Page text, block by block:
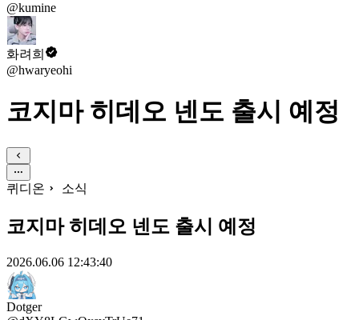
@kumine
화려희
@hwaryeohi
코지마 히데오 넨도 출시 예정
퀴디온 소식
코지마 히데오 넨도 출시 예정
2026.06.06 12:43:40
Dotger